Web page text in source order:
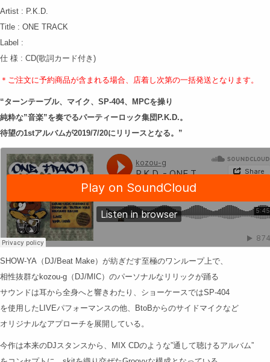
Artist : P.K.D.
Title : ONE TRACK
Label :
仕 様 : CD(歌詞カード付き)
＊ご注文に予約商品が含まれる場合、店着し次第の一括発送となります。
“ターンテーブル、マイク、SP-404、MPCを操り
純粋な”音楽”を奏でるパーティーロック集団P.K.D.。
待望の1stアルバムが2019/7/20にリリースとなる。”
SHOW-YA（DJ/Beat Make）が紡ぎだす至極のワンループ上で、
相性抜群なkozou-g（DJ/MIC）のパーソナルなリリックが踊る
サウンドは耳から全身へと響きわたり、ショーケースではSP-404
を使用したLIVEパフォーマンスの他、BtoBからのサイドマイクなど
オリジナルなアプローチを展開している。
今作は本来のDJスタンスから、MIX CDのような”通して聴けるアルバム”